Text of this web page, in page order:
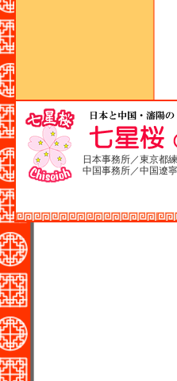
日本事務所／東京都
中国事務所／中国遼